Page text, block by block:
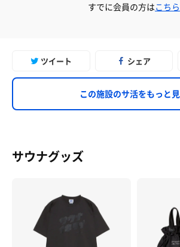
すでに会員の方はこちら
ツイート シェア
この施設のサ活をもっと
サウナグッズ